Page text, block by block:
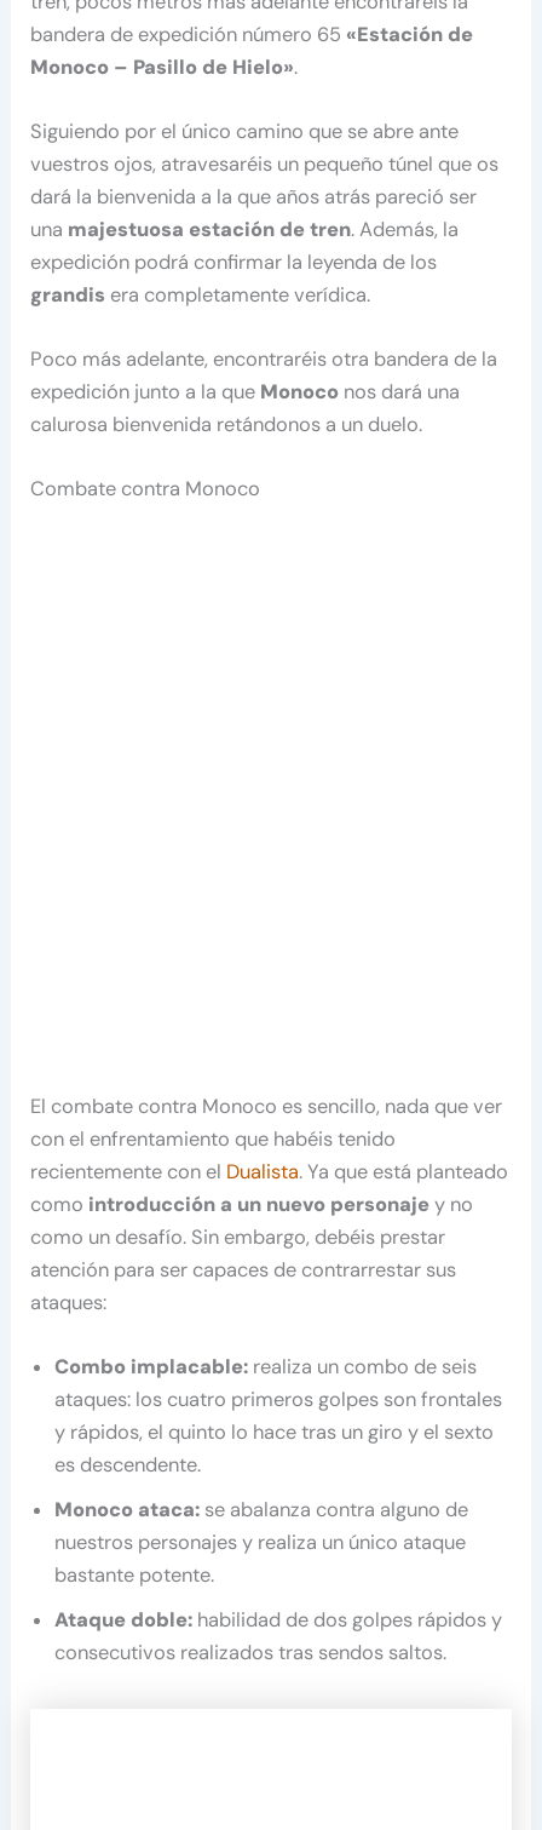
bandera de expedición número 65 «Estación de
Monoco – Pasillo de Hielo».
Siguiendo por el único camino que se abre ante
vuestros ojos, atravesaréis un pequeño túnel que os
dará la bienvenida a la que años atrás pareció ser
una majestuosa estación de tren. Además, la
expedición podrá confirmar la leyenda de los
grandis era completamente verídica.
Poco más adelante, encontraréis otra bandera de la
expedición junto a la que Monoco nos dará una
calurosa bienvenida retándonos a un duelo.
Combate contra Monoco
El combate contra Monoco es sencillo, nada que ver
con el enfrentamiento que habéis tenido
recientemente con el Dualista. Ya que está planteado
como introducción a un nuevo personajey no
como un desafío. Sin embargo, debéis prestar
atención para ser capaces de contrarrestar sus
ataques:
Combo implacable: realiza un combo de seis
ataques: los cuatro primeros golpes son frontales
y rápidos, el quinto lo hace tras un giro y el sexto
es descendente.
Monoco ataca: se abalanza contra alguno de
nuestros personajes y realiza un único ataque
bastante potente.
Ataque doble: habilidad de dos golpes rápidos y
consecutivos realizados tras sendos saltos.